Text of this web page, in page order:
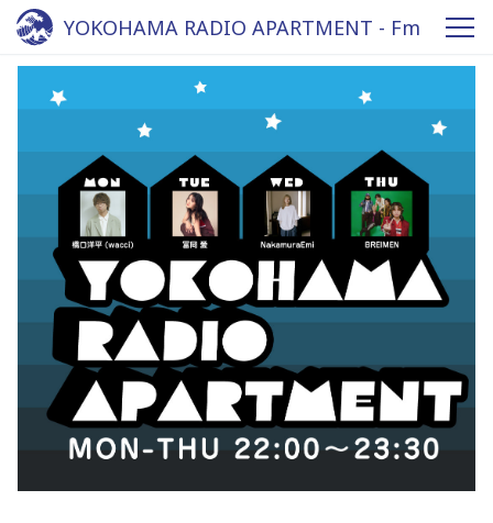
YOKOHAMA RADIO APARTMENT - Fm
yokohama 84.7